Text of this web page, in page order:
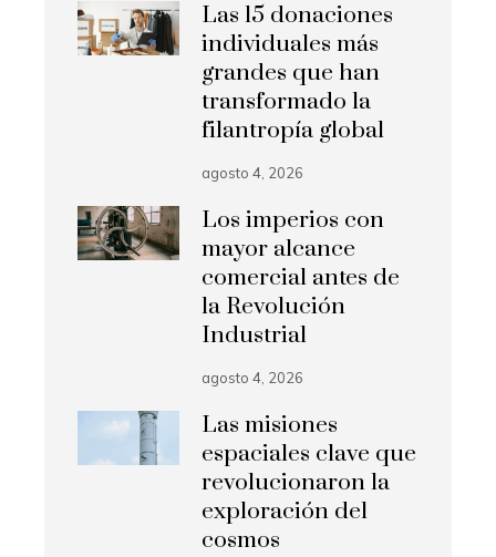
Las 15 donaciones
individuales más
grandes que han
transformado la
filantropía global
agosto 4, 2026
Los imperios con
mayor alcance
comercial antes de
la Revolución
Industrial
agosto 4, 2026
Las misiones
espaciales clave que
revolucionaron la
exploración del
cosmos